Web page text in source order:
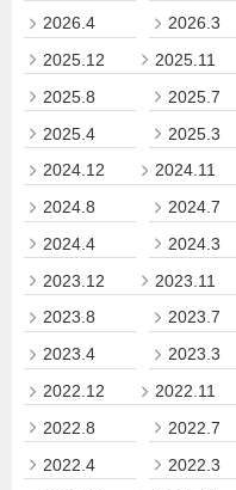
2026.4
2026.3
2025.12
2025.11
2025.8
2025.7
2025.4
2025.3
2024.12
2024.11
2024.8
2024.7
2024.4
2024.3
2023.12
2023.11
2023.8
2023.7
2023.4
2023.3
2022.12
2022.11
2022.8
2022.7
2022.4
2022.3